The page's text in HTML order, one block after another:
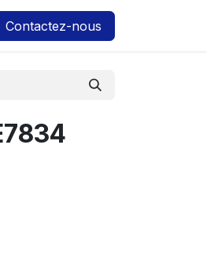
Contactez-nous